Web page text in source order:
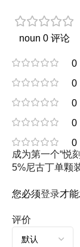
noun 0 评论
0
0
0
0
0
评价
成为第一个“悦
5%尼古丁单颗
您必须登录才能